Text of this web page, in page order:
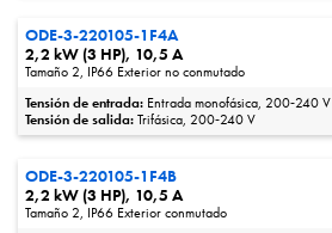
ODE-3-220105-1F4A
2,2 kW (3 HP), 10,5 A
Tamaño 2, IP66 Exterior no conmutado
Tensión de entrada: Entrada monofásica, 200‑240 V
Tensión de salida:Trifásica, 200‑240 V
ODE-3-220105-1F4B
2,2 kW (3 HP), 10,5 A
Tamaño 2, IP66 Exterior conmutado